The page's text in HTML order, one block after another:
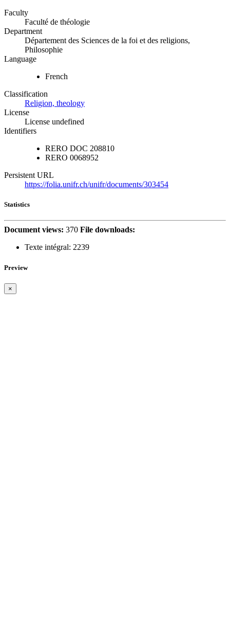
Faculty
Faculté de théologie
Department
Département des Sciences de la foi et des religions,
Philosophie
Language
French
Classification
Religion, theology
License
License undefined
Identifiers
RERO DOC 208810
RERO 0068952
Persistent URL
https://folia.unifr.ch/unifr/documents/303454
Statistics
Document views: 370 File downloads:
Texte intégral: 2239
Preview
×